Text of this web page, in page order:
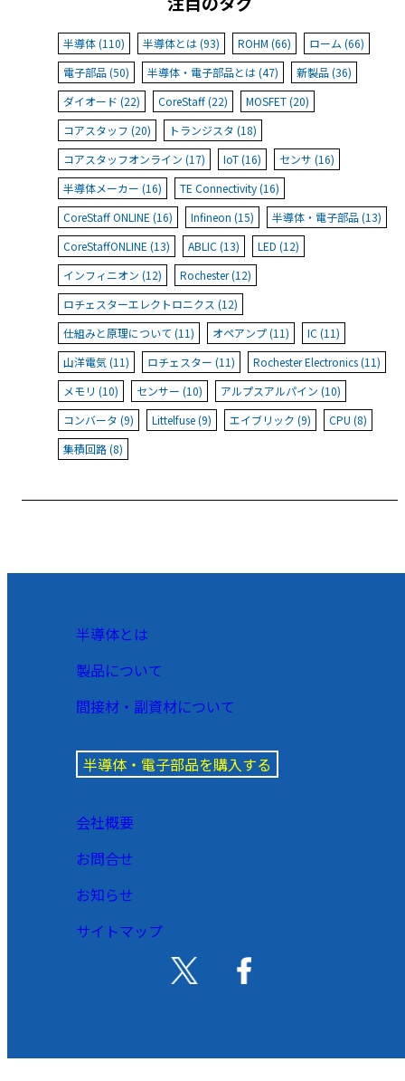
半導体 (110) 半導体とは (93) ROHM (66)
ローム (66)
電子部品 (50)
半導体・電子部品とは (47)
新製品 (36)
ダイオード (22)
CoreStaff (22)
MOSFET (20)
コアスタッフ (20)
トランジスタ (18)
コアスタッフオンライン (17)
IoT (16)
センサ (16)
半導体メーカー (16)
TE Connectivity (16)
CoreStaff ONLINE (16)
Infineon (15)
半導体・電子部品 (13)
CoreStaffONLINE (13)
ABLIC (13)
LED (12)
インフィニオン (12)
Rochester (12)
ロチェスターエレクトロニクス (12)
仕組みと原理について (11)
オペアンプ (11)
IC (11)
山洋電気 (11)
ロチェスター (11)
Rochester Electronics (11)
メモリ (10)
センサー (10)
アルプスアルパイン (10)
コンバータ (9)
Littelfuse (9) エイブリック (9)
CPU (8)
集積回路 (8)
半導体とは
製品について
間接材・副資材について
半導体・電子部品を購入する
会社概要
お問合せ
お知らせ
サイトマップ